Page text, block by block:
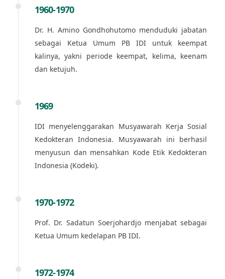
1960-1970
Dr. H. Amino Gondhohutomo menduduki jabatan
sebagai Ketua Umum PB IDI untuk keempat
kalinya, yakni periode keempat, kelima, keenam
dan ketujuh.
1969
IDI menyelenggarakan Musyawarah Kerja Sosial
Kedokteran Indonesia. Musyawarah ini berhasil
menyusun dan mensahkan Kode Etik Kedokteran
Indonesia (Kodeki).
1970-1972
Prof. Dr. Sadatun Soerjohardjo menjabat sebagai
Ketua Umum kedelapan PB IDI.
1972-1974